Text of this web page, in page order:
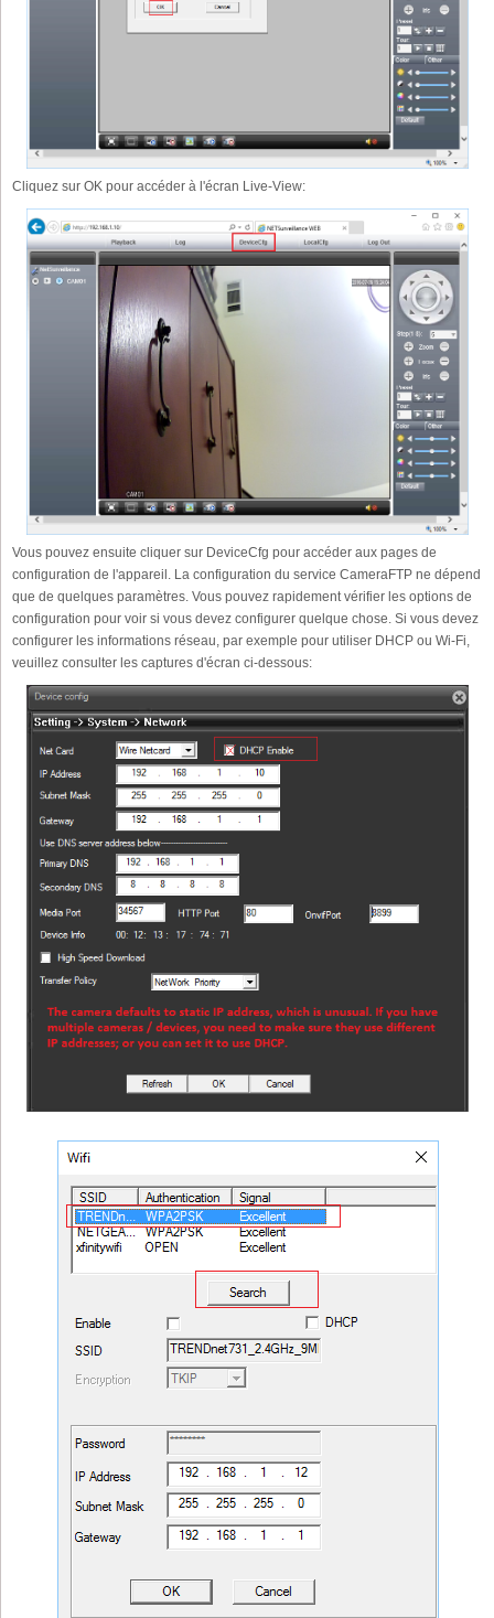
Cliquez sur OK pour accéder à l'écran Live-View:
Vous pouvez ensuite cliquer sur DeviceCfg pour accéder aux pages de
configuration de l'appareil. La configuration du service CameraFTP ne dépend
que de quelques paramètres. Vous pouvez rapidement vérifier les options de
configuration pour voir si vous devez configurer quelque chose. Si vous devez
configurer les informations réseau, par exemple pour utiliser DHCP ou Wi-Fi,
veuillez consulter les captures d'écran ci-dessous: